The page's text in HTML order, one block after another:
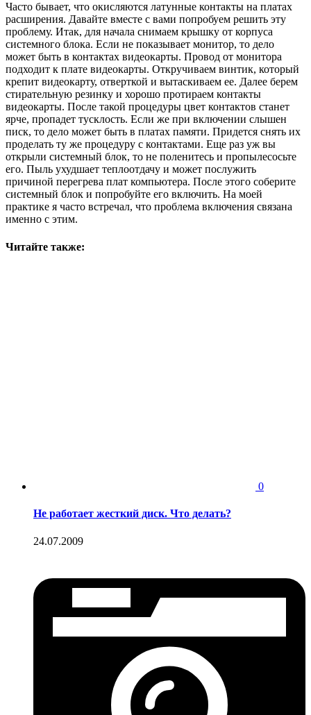
Часто бывает, что окисляются латунные контакты на платах
расширения. Давайте вместе с вами попробуем решить эту
проблему. Итак, для начала снимаем крышку от корпуса
системного блока. Если не показывает монитор, то дело
может быть в контактах видеокарты. Провод от монитора
подходит к плате видеокарты. Откручиваем винтик, который
крепит видеокарту, отверткой и вытаскиваем ее. Далее берем
стирательную резинку и хорошо протираем контакты
видеокарты. После такой процедуры цвет контактов станет
ярче, пропадет тусклость. Если же при включении слышен
писк, то дело может быть в платах памяти. Придется снять их
проделать ту же процедуру с контактами. Еще раз уж вы
открыли системный блок, то не поленитесь и пропылесосьте
его. Пыль ухудшает теплоотдачу и может послужить
причиной перегрева плат компьютера. После этого соберите
системный блок и попробуйте его включить. На моей
практике я часто встречал, что проблема включения связана
именно с этим.
Читайте также:
0
Не работает жесткий диск. Что делать?
24.07.2009